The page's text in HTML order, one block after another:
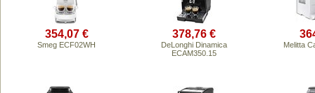
354,07 €
Smeg ECF02WH
378,76 €
DeLonghi Dinamica
ECAM350.15
Melitta